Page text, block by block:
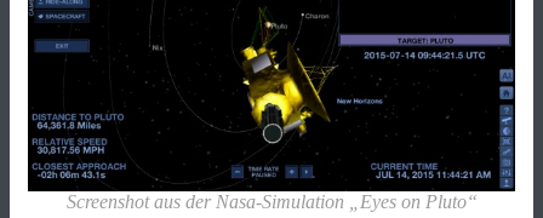
Screenshot aus der Nasa-Simulation „Eyes on Pluto“